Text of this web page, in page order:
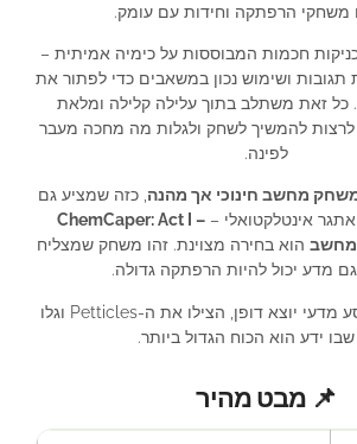
משחקי הרפתקה וחידות עם עומק.
חכמות המבוססות על כימיה אמיתית –
תגובות ושימוש נכון במשאבים כדי לפתור את
כל זאת משתלב בתוך עלילה קלילה ומלאת
לרצות להמשיך לשחק ולגלות מה מחכה מעבר
לפינה.
מחשב חינוכי אך מהנה, כזה שמציע גם
אינטלקטואלי – ChemCaper: Act I –
הוא בחירה מצוינת. זהו משחק שמצליח
מדע יכול להיות הרפתקה גדולה.
אל תחכו – צאו למסע מדעי יוצא דופן, הצילו את ה-Petticles וגלו
ידע הוא הכוח הגדול ביותר.
📌 מבט מהיר